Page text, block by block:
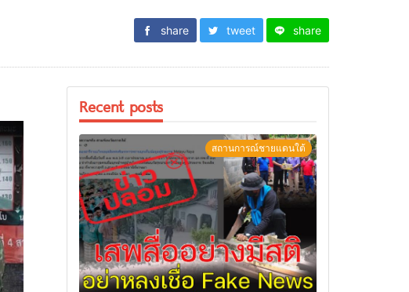
share tweet share
Recent posts
สถานการณ์ชายแดนใต้